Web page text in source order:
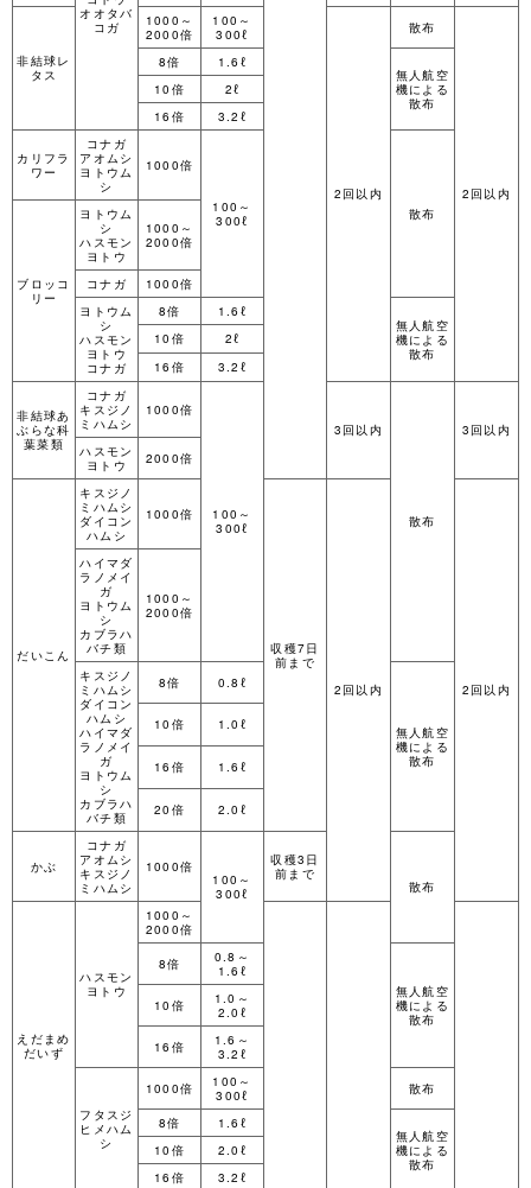
オオタバ
コガ
非結球レ
タス
1000～
2000倍
100～
300ℓ
2回以内
散布
2回以内
8倍 1.6ℓ
無人航空
機による
散布
10倍
2ℓ
16倍
3.2ℓ
カリフラ
ワー
コナガ
アオムシ
ヨトウム
シ
1000倍
100～
300ℓ
散布
ブロッコ
リー
ヨトウム
シ
ハスモン
ヨトウ
1000～
2000倍
コナガ
1000倍
ヨトウム
シ
ハスモン
ヨトウ
コナガ
8倍
1.6ℓ
無人航空
機による
散布
10倍
2ℓ
16倍
3.2ℓ
非結球あ
ぶらな科
葉菜類
コナガ
キスジノ
ミハムシ
1000倍
100～
300ℓ
3回以内
散布
3回以内
ハスモン
ヨトウ
2000倍
だいこん
キスジノ
ミハムシ
ダイコン
ハムシ
1000倍
収穫7日
前まで
2回以内
2回以内
ハイマダ
ラノメイ
ガ
ヨトウム
シ
カブラハ
バチ類
1000～
2000倍
キスジノ
ミハムシ
ダイコン
ハムシ
ハイマダ
ラノメイ
ガ
ヨトウム
シ
カブラハ
バチ類
8倍 0.8ℓ
無人航空
機による
散布
10倍 1.0ℓ
16倍 1.6ℓ
20倍 2.0ℓ
かぶ
コナガ
アオムシ
キスジノ
ミハムシ
1000倍
100～
300ℓ
収穫3日
前まで
散布
えだまめ
だいず
ハスモン
ヨトウ
1000～
2000倍
8倍
0.8～
1.6ℓ
無人航空
機による
散布
10倍
1.0～
2.0ℓ
16倍
1.6～
3.2ℓ
フタスジ
ヒメハム
シ
1000倍
100～
300ℓ
散布
8倍 1.6ℓ
無人航空
機による
散布
10倍
2.0ℓ
16倍
3.2ℓ